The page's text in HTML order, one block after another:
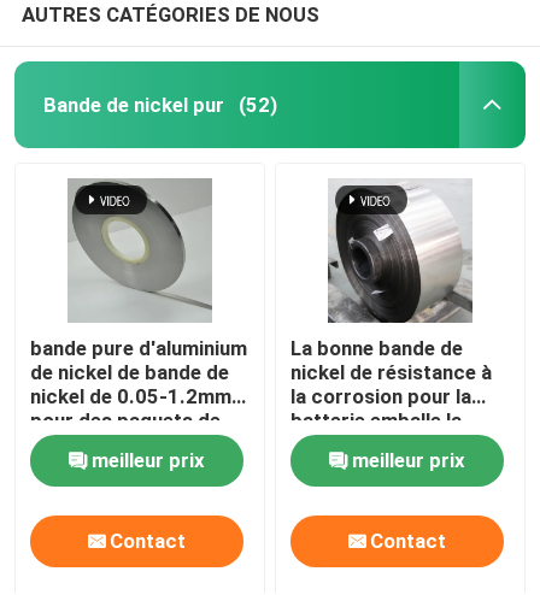
AUTRES CATÉGORIES DE NOUS
Bande de nickel pur (52)
bande pure d'aluminium
de nickel de bande de
nickel de 0.05-1.2mm
pour des paquets de
batterie au lithium
meilleur prix
Contact
La bonne bande de
nickel de résistance à
la corrosion pour la
batterie emballe la
soudure
meilleur prix
Contact